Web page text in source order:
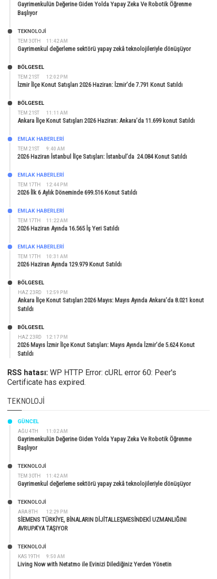
Gayrimenkulün Değerine Giden Yolda Yapay Zeka Ve Robotik Öğrenme
Başlıyor
TEM 30TH 11:42 AM
TEKNOLOJİ
Gayrimenkul değerleme sektörü yapay zekâ teknolojileriyle dönüşüyor
TEM 21ST 12:02 PM
BÖLGESEL
İzmir İlçe Konut Satışları 2026 Haziran: İzmir’de 7.791 Konut Satıldı
TEM 21ST 11:11 AM
BÖLGESEL
Ankara İlçe Konut Satışları 2026 Haziran: Ankara’da 11.699 konut Satıldı
TEM 21ST 9:40 AM
EMLAK HABERLERI
2026 Haziran İstanbul İlçe Satışları: İstanbul’da 24.084 Konut Satıldı
TEM 17TH 12:44 PM
EMLAK HABERLERI
2026 İlk 6 Aylık Döneminde 699.516 Konut Satıldı
TEM 17TH 11:22 AM
EMLAK HABERLERI
2026 Haziran Ayında 16.565 İş Yeri Satıldı
TEM 17TH 10:31 AM
EMLAK HABERLERI
2026 Haziran Ayında 129.979 Konut Satıldı
HAZ 23RD 12:59 PM
BÖLGESEL
Ankara İlçe Konut Satışları 2026 Mayıs: Mayıs Ayında Ankara’da 8.021 konut
Satıldı
HAZ 23RD 12:17 PM
BÖLGESEL
2026 Mayıs İzmir İlçe Konut Satışları: Mayıs Ayında İzmir’de 5.624 Konut
Satıldı
RSS hatası: WP HTTP Error: cURL error 60: Peer's
Certificate has expired.
TEKNOLOJI
AĞU 4TH 11:02 AM
GÜNCEL
Gayrimenkulün Değerine Giden Yolda Yapay Zeka Ve Robotik Öğrenme
Başlıyor
TEM 30TH 11:42 AM
TEKNOLOJİ
Gayrimenkul değerleme sektörü yapay zekâ teknolojileriyle dönüşüyor
ARA 8TH 12:29 PM
TEKNOLOJİ
SİEMENS TÜRKİYE, BİNALARIN DİJİTALLEŞMESİNDEKİ UZMANLIĞINI
AVRUPA’YA TAŞIYOR
KAS 19TH 9:50 AM
TEKNOLOJİ
Living Now with Netatmo ile Evinizi Dilediğiniz Yerden Yönetin